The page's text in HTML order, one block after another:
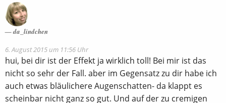
da_lindchen
6. August 2015 um 11:56 Uhr
hui, bei dir ist der Effekt ja wirklich toll! Bei mir ist das
nicht so sehr der Fall. aber im Gegensatz zu dir habe ich
auch etwas bläulichere Augenschatten- da klappt es
scheinbar nicht ganz so gut. Und auf der zu cremigen